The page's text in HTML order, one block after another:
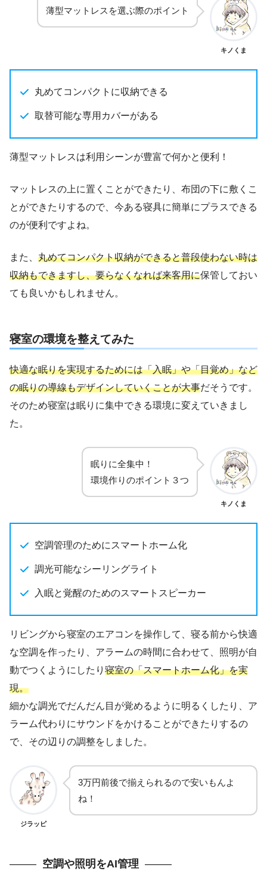
薄型マットレスを選ぶ際のポイント
キノくま
丸めてコンパクトに収納できる
取替可能な専用カバーがある
薄型マットレスは利用シーンが豊富で何かと便利！
マットレスの上に置くことができたり、布団の下に敷くこ
とができたりするので、今ある寝具に簡単にプラスできる
のが便利ですよね。
また、 丸めてコンパクト収納ができると普段使わない時は
収納もできますし、要らなくなれば来客用に保管しておい
ても良いかもしれません。
寝室の環境を整えてみた
快適な眠りを実現するためには「入眠」や「目覚め」など
の眠りの導線もデザインしていくことが大事だそうです。
そのため寝室は眠りに集中できる環境に変えていきまし
た。
眠りに全集中！
環境作りのポイント３つ
キノくま
空調管理のためにスマートホーム化
調光可能なシーリングライト
入眠と覚醒のためのスマートスピーカー
リビングから寝室のエアコンを操作して、寝る前から快適
な空調を作ったり、アラームの時間に合わせて、照明が自
動でつくようにしたり 寝室の「スマートホーム化」を実
現。
細かな調光でだんだん目が覚めるように明るくしたり、ア
ラーム代わりにサウンドをかけることができたりするの
で、その辺りの調整をしました。
ジラッピ
3万円前後で揃えられるので安いもんよ
ね！
空調や照明をAI管理